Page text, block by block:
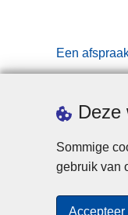
Deze
Sommige
gebruik van
Accepteer
Een